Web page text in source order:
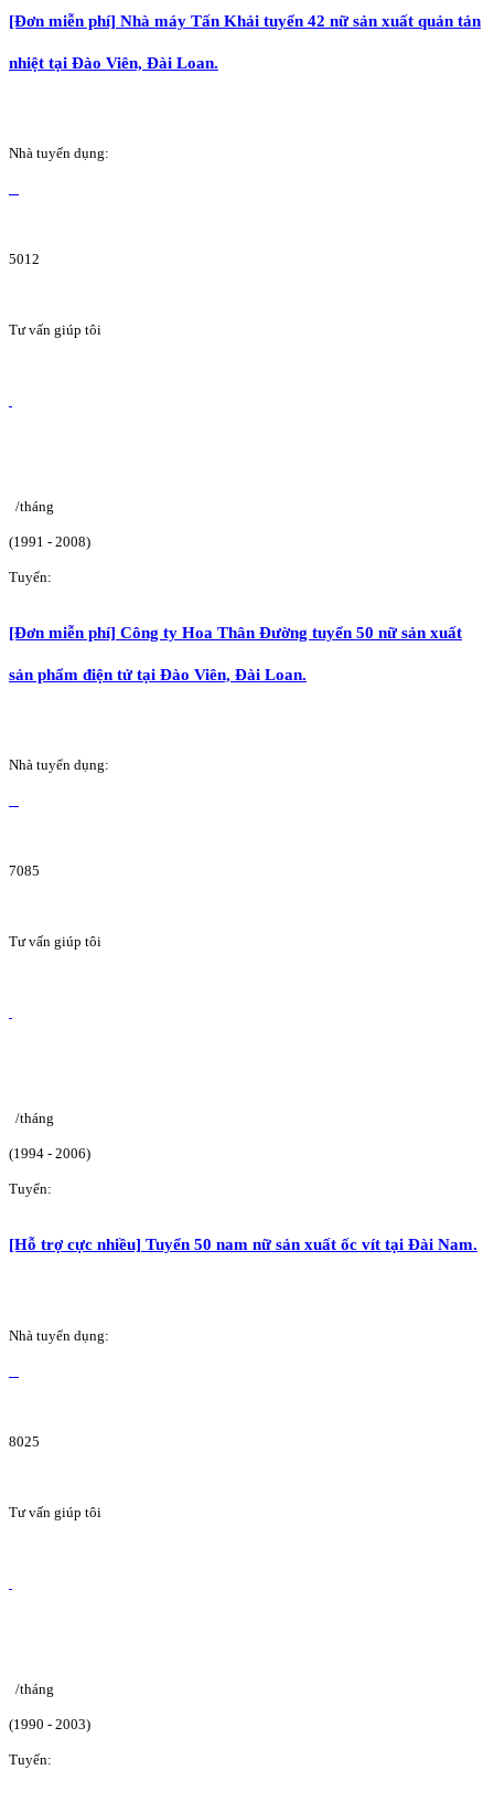
[Đơn miễn phí] Nhà máy Tấn Khải tuyển 42 nữ sản xuất quản tản
nhiệt tại Đào Viên, Đài Loan.
Nhà tuyển dụng:
5012
Tư vấn giúp tôi
/tháng
(1991 - 2008)
Tuyển:
[Đơn miễn phí] Công ty Hoa Thân Đường tuyển 50 nữ sản xuất
sản phẩm điện tử tại Đào Viên, Đài Loan.
Nhà tuyển dụng:
7085
Tư vấn giúp tôi
/tháng
(1994 - 2006)
Tuyển:
[Hỗ trợ cực nhiều] Tuyển 50 nam nữ sản xuất ốc vít tại Đài Nam.
Nhà tuyển dụng:
8025
Tư vấn giúp tôi
/tháng
(1990 - 2003)
Tuyển: